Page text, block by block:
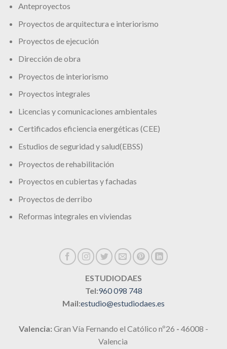
Anteproyectos
Proyectos de arquitectura e interiorismo
Proyectos de ejecución
Dirección de obra
Proyectos de interiorismo
Proyectos integrales
Licencias y comunicaciones ambientales
Certificados eficiencia energéticas (CEE)
Estudios de seguridad y salud(EBSS)
Proyectos de rehabilitación
Proyectos en cubiertas y fachadas
Proyectos de derribo
Reformas integrales en viviendas
ESTUDIODAES
Tel:960 098 748
Mail:estudio@estudiodaes.es
Valencia: Gran Vía Fernando el Católico nº26 - 46008 -
Valencia